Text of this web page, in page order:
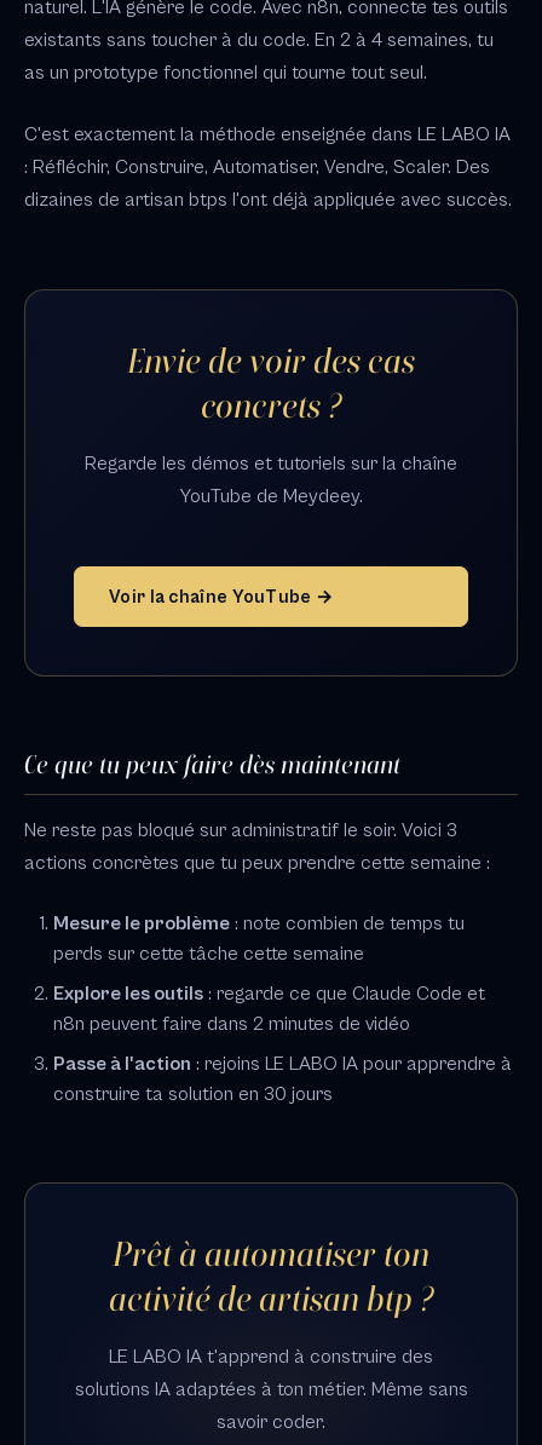
naturel. L'IA génère le code. Avec n8n, connecte tes outils
existants sans toucher à du code. En 2 à 4 semaines, tu
as un prototype fonctionnel qui tourne tout seul.
C'est exactement la méthode enseignée dans LE LABO IA
: Réfléchir, Construire, Automatiser, Vendre, Scaler. Des
dizaines de artisan btps l'ont déjà appliquée avec succès.
Envie de voir des cas
concrets ?
Regarde les démos et tutoriels sur la chaîne
YouTube de Meydeey.
Voir la chaîne YouTube →
Ce que tu peux faire dès maintenant
Ne reste pas bloqué sur administratif le soir. Voici 3
actions concrètes que tu peux prendre cette semaine :
Mesure le problème : note combien de temps tu
perds sur cette tâche cette semaine
Explore les outils : regarde ce que Claude Code et
n8n peuvent faire dans 2 minutes de vidéo
Passe à l'action : rejoins LE LABO IA pour apprendre à
construire ta solution en 30 jours
Prêt à automatiser ton
activité de artisan btp ?
LE LABO IA t'apprend à construire des
solutions IA adaptées à ton métier. Même sans
savoir coder.